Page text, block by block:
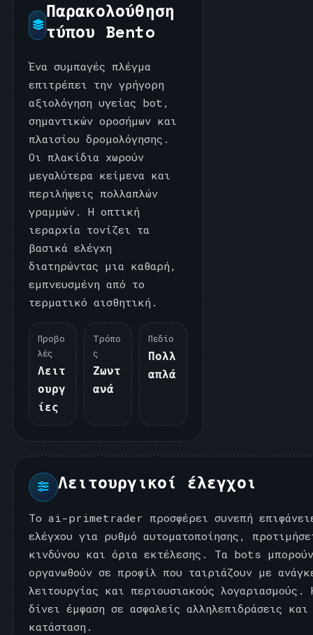
Παρακολούθηση
τύπου Bento
Ένα συμπαγές πλέγμα
επιτρέπει την γρήγορη
αξιολόγηση υγείας bot,
σημαντικών οροσήμων και
πλαισίου δρομολόγησης.
Οι πλακίδια χωρούν
μεγαλύτερα κείμενα και
περιλήψεις πολλαπλών
γραμμών. Η οπτική
ιεραρχία τονίζει τα
βασικά ελέγχη
διατηρώντας μια καθαρή,
εμπνευσμένη από το
τερματικό αισθητική.
Προβο
λές
Λειτ
ουργ
ίες
Τρόπο
ς
Ζωντ
ανά
Πεδίο
Πολλ
απλά
Λειτουργικοί έλεγχοι
Το ai-primetrader προσφέρει συνεπή
ελέγχου για ρυθμό αυτοματοποίησης,
κινδύνου και όρια εκτέλεσης. Τα bots
οργανωθούν σε προφίλ που ταιριάζουν με
λειτουργίας και περιουσιακούς λογαριασμούς.
δίνει έμφαση σε ασφαλείς αλληλεπιδράσεις και
κατάσταση.